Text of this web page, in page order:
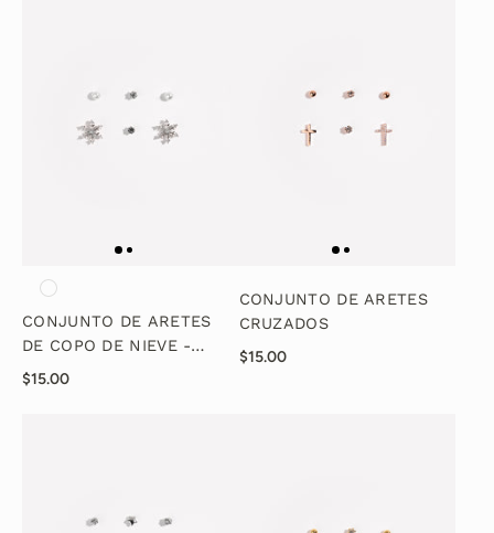
CONJUNTO DE ARETES
DE COPO DE NIEVE -
PLATA
$15.00
CONJUNTO DE ARETES
CRUZADOS
$15.00